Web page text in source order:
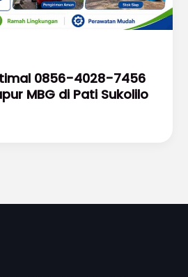
0856-4028-7456
MBG di Pati Sukolilo